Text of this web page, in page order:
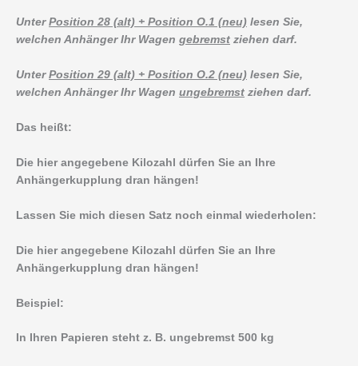
Unter Position 28 (alt) + Position O.1 (neu) lesen Sie,
welchen Anhänger Ihr Wagen gebremst ziehen darf.
Unter Position 29 (alt) + Position O.2 (neu) lesen Sie,
welchen Anhänger Ihr Wagen ungebremst ziehen darf.
Das heißt:
Die hier angegebene Kilozahl dürfen Sie an Ihre
Anhängerkupplung dran hängen!
Lassen Sie mich diesen Satz noch einmal wiederholen:
Die hier angegebene Kilozahl dürfen Sie an Ihre
Anhängerkupplung dran hängen!
Beispiel:
In Ihren Papieren steht z. B. ungebremst 500 kg